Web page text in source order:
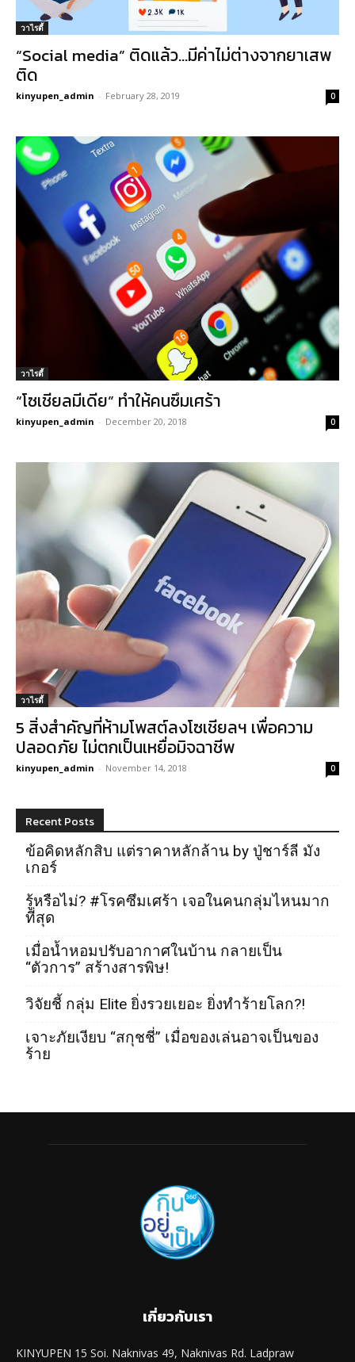
วาไรตี้
“Social media” ติดแล้ว…มีค่าไม่ต่างจากยาเสพ
ติด
kinyupen_admin - February 28, 2019 0
วาไรตี้
“โซเชียลมีเดีย” ทำให้คนซึมเศร้า
kinyupen_admin - December 20, 2018 0
วาไรตี้
5 สิ่งสำคัญที่ห้ามโพสต์ลงโซเชียลฯ เพื่อความ
ปลอดภัย ไม่ตกเป็นเหยื่อมิจฉาชีพ
kinyupen_admin - November 14, 2018 0
Recent Posts
ข้อคิดหลักสิบ แต่ราคาหลักล้าน by ปู่ชาร์ลี มัง
เกอร์
รู้หรือไม่? #โรคซึมเศร้า เจอในคนกลุ่มไหนมาก
ที่สุด
เมื่อน้ำหอมปรับอากาศในบ้าน กลายเป็น
“ตัวการ” สร้างสารพิษ!
วิจัยชี้ กลุ่ม Elite ยิ่งรวยเยอะ ยิ่งทำร้ายโลก?!
เจาะภัยเงียบ “สกุชชี่” เมื่อของเล่นอาจเป็นของ
ร้าย
เกี่ยวกับเรา
KINYUPEN 15 Soi. Naknivas 49, Naknivas Rd. Ladpraw